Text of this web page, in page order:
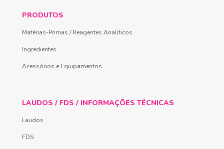
PRODUTOS
Matérias-Primas / Reagentes Analíticos
Ingredientes
Acessórios e Equipamentos
LAUDOS / FDS / INFORMAÇÕES TÉCNICAS
Laudos
FDS